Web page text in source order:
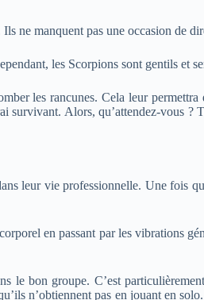
ne manquent pas une occasion de
les Scorpions sont gentils et
les rancunes. Cela leur
Alors, qu’attendez-vous
leur vie professionnelle. Une fois
en passant par les vibrations
le bon groupe. C’est
n’obtiennent pas en jouant en